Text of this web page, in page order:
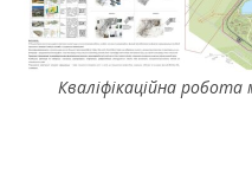
Кваліфікаційна